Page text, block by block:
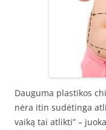
Dauguma plastikos
nėra itin sudėtinga
vaiką tai atlikti” –